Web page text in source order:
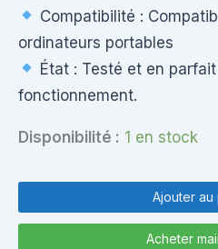
Compatibilité :
ordinateurs portables
État : Testé et en
fonctionnement.
Disponibilité : 1 en stock
Carte
Wi-
Ajouter au
Acheter